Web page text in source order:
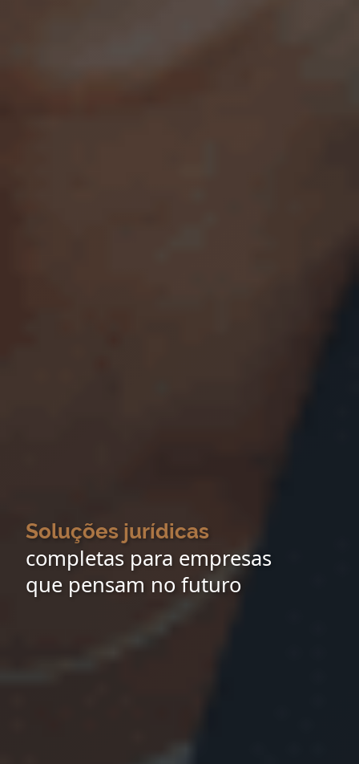
Soluções jurídicas
completas para empresas
que pensam no futuro